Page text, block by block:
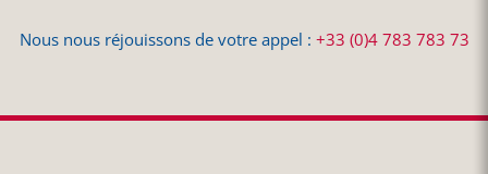
Nous nous réjouissons de votre appel : +33 (0)4 783 783 73